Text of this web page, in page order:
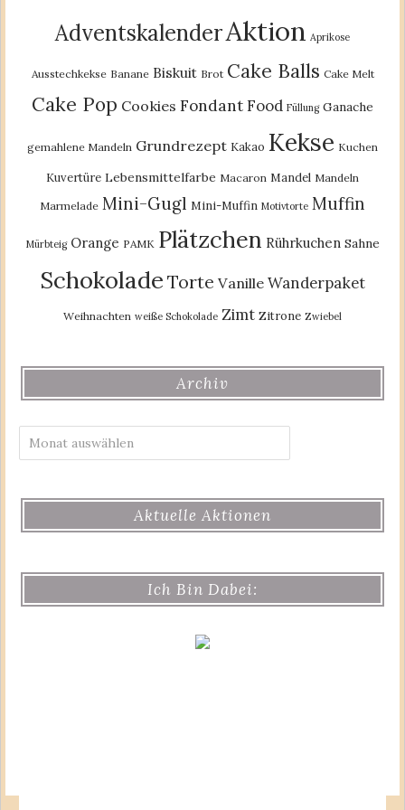
AdventskalenderAktion Aprikose
Ausstechkekse Banane Biskuit Brot Cake Balls Cake Melt
Cake Pop Cookies Fondant Food Füllung Ganache
gemahlene Mandeln Grundrezept Kakao Kekse Kuchen
Kuvertüre Lebensmittelfarbe Macaron Mandel Mandeln
Marmelade Mini-Gugl Mini-Muffin Motivtorte Muffin
Mürbteig Orange PAMK Plätzchen Rührkuchen Sahne
Schokolade Torte Vanille Wanderpaket
Weihnachten weiße Schokolade Zimt Zitrone Zwiebel
Archiv
Aktuelle Aktionen
Ich Bin Dabei: